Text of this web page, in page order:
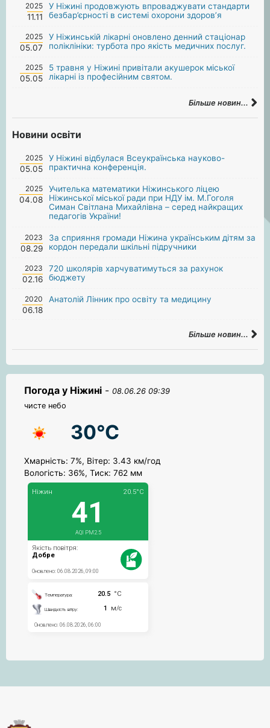
2025
11.11
У Ніжині продовжують впроваджувати стандарти
безбар’єрності в системі охорони здоров’я
2025
05.07
У Ніжинській лікарні оновлено денний стаціонар
поліклініки: турбота про якість медичних послуг.
2025
05.05
5 травня у Ніжині привітали акушерок міської
лікарні із професійним святом.
Більше новин...
Новини освіти
2025
05.05
У Ніжині відбулася Всеукраїнська науково-
практична конференція.
2025
04.08
Учителька математики Ніжинського ліцею
Ніжинської міської ради при НДУ ім. М.Гоголя
Симан Світлана Михайлівна – серед найкращих
педагогів України!
2023
08.29
За сприяння громади Ніжина українським дітям за
кордон передали шкільні підручники
2023
02.16
720 школярів харчуватимуться за рахунок
бюджету
2020
06.18
Анатолій Лінник про освіту та медицину
Більше новин...
Погода у Ніжині - 08.06.26 09:39
чисте небо
30°C
Хмарність: 7%, Вітер: 3.43 км/год
Вологість: 36%, Тиск: 762 мм